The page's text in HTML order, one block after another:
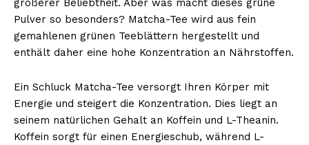
größerer Beliebtheit. Aber was macht dieses grüne
Pulver so besonders? Matcha-Tee wird aus fein
gemahlenen grünen Teeblättern hergestellt und
enthält daher eine hohe Konzentration an Nährstoffen.
Ein Schluck Matcha-Tee versorgt Ihren Körper mit
Energie und steigert die Konzentration. Dies liegt an
seinem natürlichen Gehalt an Koffein und L-Theanin.
Koffein sorgt für einen Energieschub, während L-